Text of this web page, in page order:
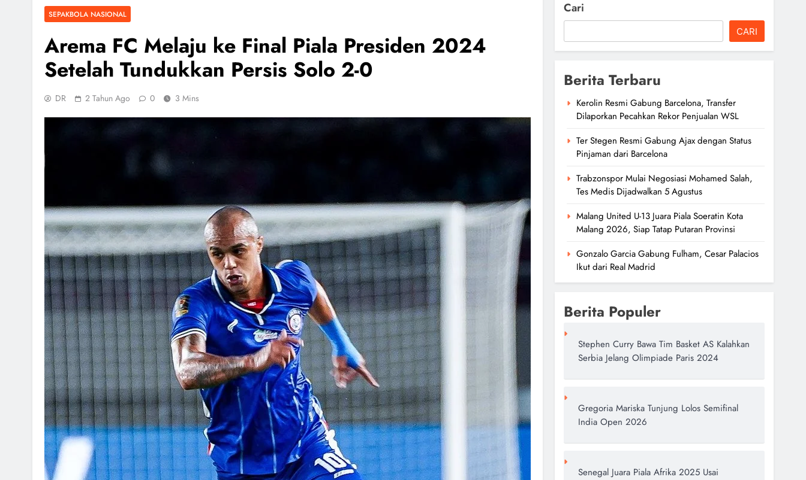
SEPAKBOLA NASIONAL
Arema FC Melaju ke Final Piala Presiden 2024
Setelah Tundukkan Persis Solo 2-0
DR 2 Tahun Ago 0 3 Mins
Cari
CARI
Berita Terbaru
Kerolin Resmi Gabung Barcelona, Transfer
Dilaporkan Pecahkan Rekor Penjualan WSL
Ter Stegen Resmi Gabung Ajax dengan Status
Pinjaman dari Barcelona
Trabzonspor Mulai Negosiasi Mohamed Salah,
Tes Medis Dijadwalkan 5 Agustus
Malang United U-13 Juara Piala Soeratin Kota
Malang 2026, Siap Tatap Putaran Provinsi
Gonzalo Garcia Gabung Fulham, Cesar Palacios
Ikut dari Real Madrid
Berita Populer
Stephen Curry Bawa Tim Basket AS Kalahkan
Serbia Jelang Olimpiade Paris 2024
Gregoria Mariska Tunjung Lolos Semifinal
India Open 2026
Senegal Juara Piala Afrika 2025 Usai